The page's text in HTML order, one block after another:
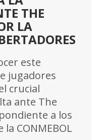
THE
LA
este
jugadores
crucial
ante The
a los
CONMEBOL